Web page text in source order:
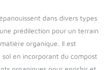
dans divers types
prédilection pour un terrain
organique. Il est
en incorporant du compost